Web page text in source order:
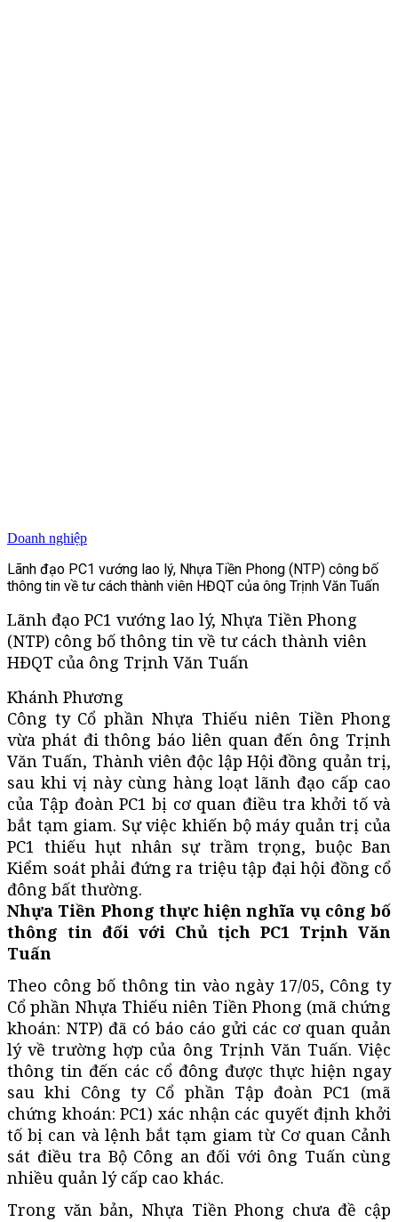
Doanh nghiệp
Lãnh đạo PC1 vướng lao lý, Nhựa Tiền Phong (NTP) công bố
thông tin về tư cách thành viên HĐQT của ông Trịnh Văn Tuấn
Lãnh đạo PC1 vướng lao lý, Nhựa Tiền Phong
(NTP) công bố thông tin về tư cách thành viên
HĐQT của ông Trịnh Văn Tuấn
Khánh Phương
Công ty Cổ phần Nhựa Thiếu niên Tiền Phong
vừa phát đi thông báo liên quan đến ông Trịnh
Văn Tuấn, Thành viên độc lập Hội đồng quản trị,
sau khi vị này cùng hàng loạt lãnh đạo cấp cao
của Tập đoàn PC1 bị cơ quan điều tra khởi tố và
bắt tạm giam. Sự việc khiến bộ máy quản trị của
PC1 thiếu hụt nhân sự trầm trọng, buộc Ban
Kiểm soát phải đứng ra triệu tập đại hội đồng cổ
đông bất thường.
Nhựa Tiền Phong thực hiện nghĩa vụ công bố
thông tin đối với Chủ tịch PC1 Trịnh Văn
Tuấn
Theo công bố thông tin vào ngày 17/05, Công ty
Cổ phần Nhựa Thiếu niên Tiền Phong (mã chứng
khoán: NTP) đã có báo cáo gửi các cơ quan quản
lý về trường hợp của ông Trịnh Văn Tuấn. Việc
thông tin đến các cổ đông được thực hiện ngay
sau khi Công ty Cổ phần Tập đoàn PC1 (mã
chứng khoán: PC1) xác nhận các quyết định khởi
tố bị can và lệnh bắt tạm giam từ Cơ quan Cảnh
sát điều tra Bộ Công an đối với ông Tuấn cùng
nhiều quản lý cấp cao khác.
Trong văn bản, Nhựa Tiền Phong chưa đề cập